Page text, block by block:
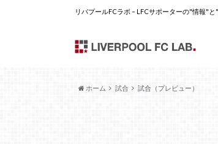
リバプールFCラボ – LFCサポーターの"情報"
ホーム 試合 試合（プレビュー）